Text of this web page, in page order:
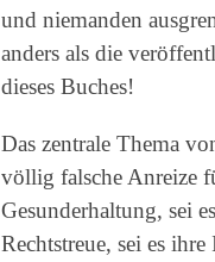
und niemanden
anders als die
dieses Buches!
Das zentrale Thema
völlig falsche Anreize
Gesunderhaltung, sei
Rechtstreue, sei es